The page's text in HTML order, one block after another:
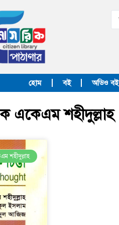
হোম বই অডিও বই
একেএম শহীদুল্লাহ
শহীদুল্লাহ